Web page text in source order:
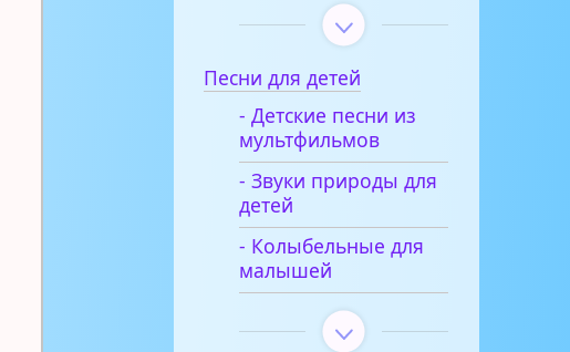
Песни для детей
- Детские песни из
мультфильмов
- Звуки природы для
детей
- Колыбельные для
малышей